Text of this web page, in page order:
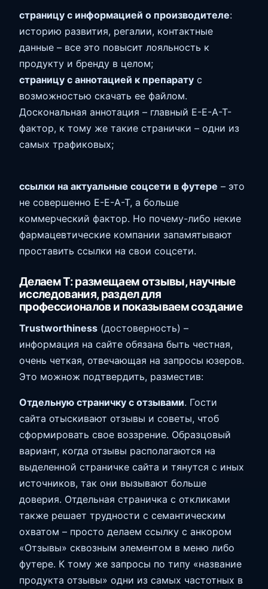
страницу с информацией о производителе:
историю развития, регалии, контактные
данные – все это повысит лояльность к
продукту и бренду в целом;
страницу с аннотацией к препарату с
возможностью скачать ее файлом.
Доскональная аннотация – главный E-E-A-T-
фактор, к тому же такие странички – одни из
самых трафиковых;
ссылки на актуальные соцсети в футере – это
не совершенно E-E-A-T, а больше
коммерческий фактор. Но почему-либо некие
фармацевтические компании запамятывают
проставить ссылки на свои соцсети.
Делаем Т: размещаем отзывы, научные
исследования, раздел для
профессионалов и показываем создание
Trustworthiness (достоверность) –
информация на сайте обязана быть честная,
очень четкая, отвечающая на запросы юзеров.
Это можнож подтвердить, разместив:
Отдельную страничку с отзывами. Гости
сайта отыскивают отзывы и советы, чтоб
сформировать свое воззрение. Образцовый
вариант, когда отзывы располагаются на
выделенной страничке сайта и тянутся с иных
источников, так они вызывают больше
доверия. Отдельная страничка с откликами
также решает трудности с семантическим
охватом – просто делаем ссылку с анкором
«Отзывы» сквозным элементом в меню либо
футере. К тому же запросы по типу «название
продукта отзывы» одни из самых частотных в